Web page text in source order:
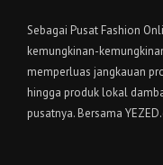
Sebagai Pusat Fashion
kemungkinan-
memperluas jangkauan
hingga produk lokal
pusatnya. Bersama